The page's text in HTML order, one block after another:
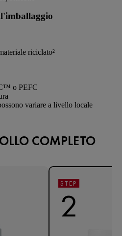
riciclato²
o PEFC
variare a livello locale
COMPLETO
STEP
2